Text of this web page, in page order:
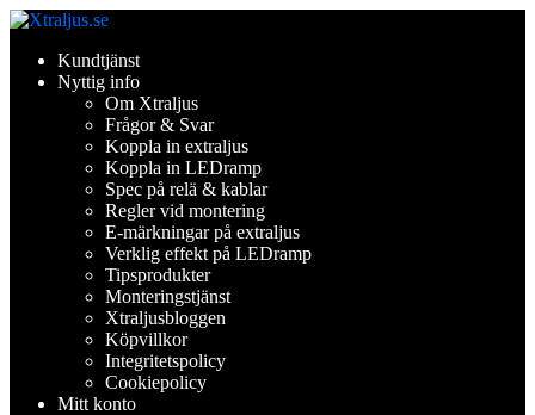
Hoppa
navigering
Hoppa
innehållKundtjänst
Nyttig info
Om Xtraljus
Frågor & Svar
Koppla in extraljus
Koppla in LEDramp
Spec på relä & kablar
Regler vid montering
E-märkningar på extraljus
Verklig effekt på LEDramp
Tipsprodukter
Monteringstjänst
Xtraljusbloggen
Köpvillkor
Integritetspolicy
Cookiepolicy
Mitt konto